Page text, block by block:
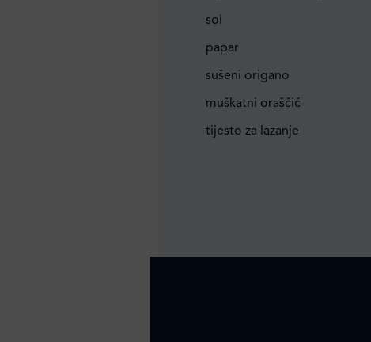
sol
papar
sušeni origano
muškatni oraščić
tijesto za lazanje